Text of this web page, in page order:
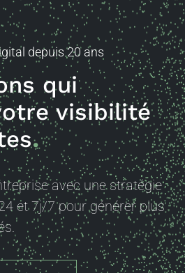
depuis 20 ans
qui
visibilité
avec une stratégie
et 7j/7 pour générer plus
experts